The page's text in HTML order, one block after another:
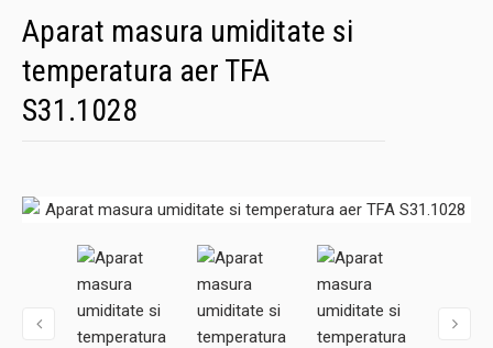
Aparat masura umiditate si
temperatura aer TFA
S31.1028